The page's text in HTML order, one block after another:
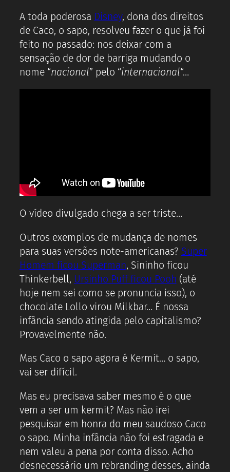
A toda poderosa Disney, dona dos direitos
de Caco, o sapo, resolveu fazer o que já foi
feito no passado: nos deixar com a
sensação de dor de barriga mudando o
nome “nacional” pelo “internacional“…
O vídeo divulgado chega a ser triste…
Outros exemplos de mudança de nomes
para suas versões note-americanas? Super
Homem ficou Superman, Sininho ficou
Thinkerbell, Ursinho Puff ficou Pooh (até
hoje nem sei como se pronuncia isso), o
chocolate Lollo virou Milkbar… É nossa
infância sendo atingida pelo capitalismo?
Provavelmente não.
Mas Caco o sapo agora é Kermit… o sapo,
vai ser difícil.
Mas eu precisava saber mesmo é o que
vem a ser um kermit? Mas não irei
pesquisar em honra do meu saudoso Caco
o sapo. Minha infância não foi estragada e
nem valeu a pena por conta disso. Acho
desnecessário um rebranding desses, ainda